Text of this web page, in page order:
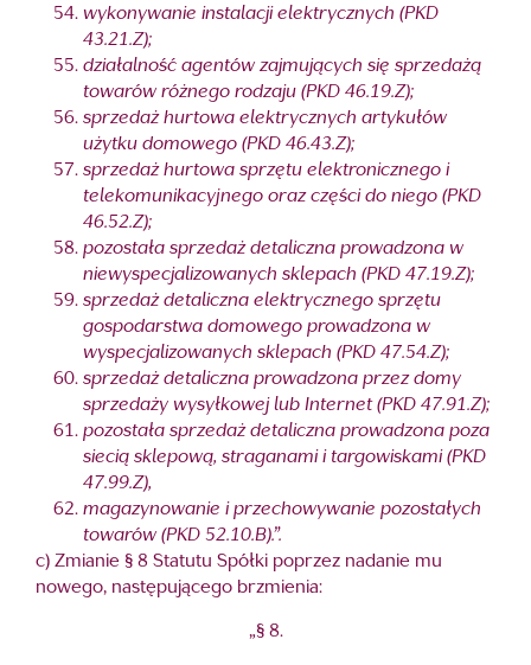
wykonywanie instalacji elektrycznych (PKD
43.21.Z);
działalność agentów zajmujących się sprzedażą
towarów różnego rodzaju (PKD 46.19.Z);
sprzedaż hurtowa elektrycznych artykułów
użytku domowego (PKD 46.43.Z);
sprzedaż hurtowa sprzętu elektronicznego i
telekomunikacyjnego oraz części do niego (PKD
46.52.Z);
pozostała sprzedaż detaliczna prowadzona w
niewyspecjalizowanych sklepach (PKD 47.19.Z);
sprzedaż detaliczna elektrycznego sprzętu
gospodarstwa domowego prowadzona w
wyspecjalizowanych sklepach (PKD 47.54.Z);
sprzedaż detaliczna prowadzona przez domy
sprzedaży wysyłkowej lub Internet (PKD 47.91.Z);
pozostała sprzedaż detaliczna prowadzona poza
siecią sklepową, straganami i targowiskami (PKD
47.99.Z),
magazynowanie i przechowywanie pozostałych
towarów (PKD 52.10.B).”.
c) Zmianie § 8 Statutu Spółki poprzez nadanie mu
nowego, następującego brzmienia:
„§ 8.